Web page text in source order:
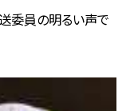
委員の明るい声で